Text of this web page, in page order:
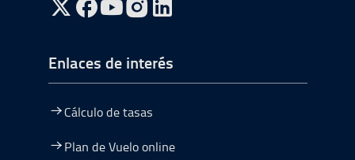
ir a Twitter, abre en una nueva ventana
ir a Facebook, abre en una nueva ventana
ir a Youtube, abre en una nueva ventana
ir a Instagram, abre en una nueva
Enlaces de interés
Cálculo de tasas
Plan de Vuelo online